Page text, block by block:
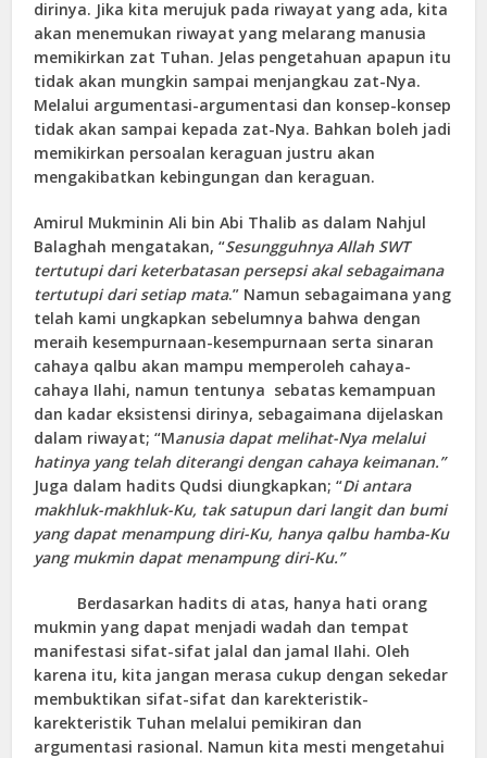
dirinya. Jika kita merujuk pada riwayat yang ada, kita
akan menemukan riwayat yang melarang manusia
memikirkan zat Tuhan. Jelas pengetahuan apapun itu
tidak akan mungkin sampai menjangkau zat-Nya.
Melalui argumentasi-argumentasi dan konsep-konsep
tidak akan sampai kepada zat-Nya. Bahkan boleh jadi
memikirkan persoalan keraguan justru akan
mengakibatkan kebingungan dan keraguan.
Amirul Mukminin Ali bin Abi Thalib as dalam Nahjul
Balaghah mengatakan, “Sesungguhnya Allah SWT
tertutupi dari keterbatasan persepsi akal sebagaimana
tertutupi dari setiap mata.” Namun sebagaimana yang
telah kami ungkapkan sebelumnya bahwa dengan
meraih kesempurnaan-kesempurnaan serta sinaran
cahaya qalbu akan mampu memperoleh cahaya-
cahaya Ilahi, namun tentunya sebatas kemampuan
dan kadar eksistensi dirinya, sebagaimana dijelaskan
dalam riwayat; “Manusia dapat melihat-Nya melalui
hatinya yang telah diterangi dengan cahaya keimanan.”
Juga dalam hadits Qudsi diungkapkan; “Di antara
makhluk-makhluk-Ku, tak satupun dari langit dan bumi
yang dapat menampung diri-Ku, hanya qalbu hamba-Ku
yang mukmin dapat menampung diri-Ku.”
Berdasarkan hadits di atas, hanya hati orang
mukmin yang dapat menjadi wadah dan tempat
manifestasi sifat-sifat jalal dan jamal Ilahi. Oleh
karena itu, kita jangan merasa cukup dengan sekedar
membuktikan sifat-sifat dan karekteristik-
karekteristik Tuhan melalui pemikiran dan
argumentasi rasional. Namun kita mesti mengetahui